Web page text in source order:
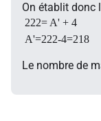
On établit donc
222= A' + 4
A'=222-4=218
Le nombre de